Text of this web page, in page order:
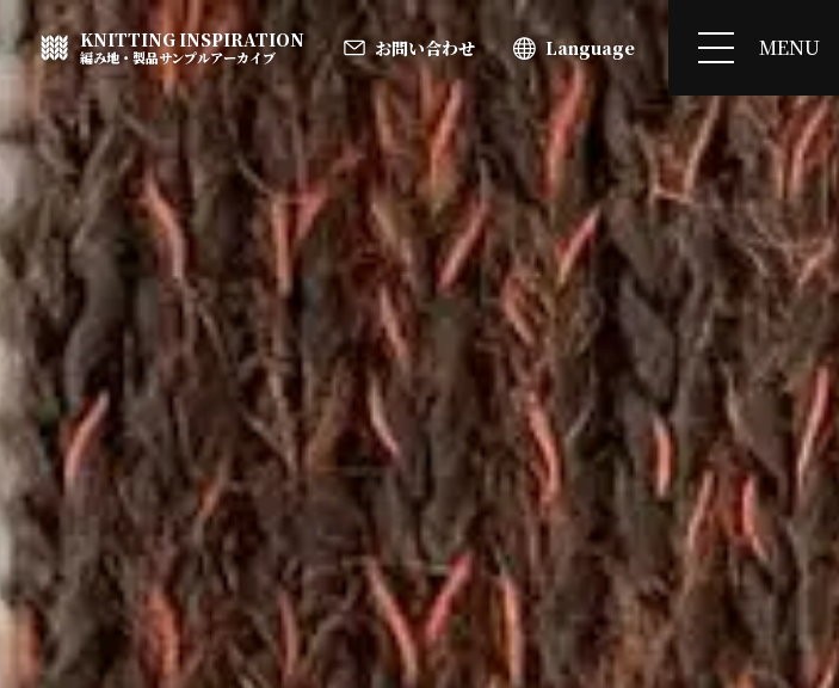
KNITTINGINSPIRATION
編み地・製品サンプルアーカイブ お問い合わせ Language MENU